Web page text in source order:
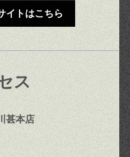
イトはこちら
ス
甚本店